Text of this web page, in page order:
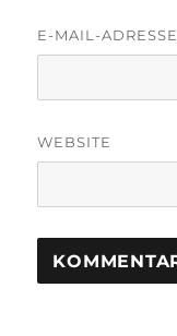
E-MAIL-ADRESSE
WEBSITE